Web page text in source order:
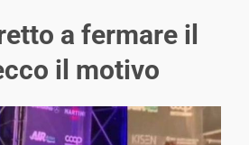
a fermare il
il motivo